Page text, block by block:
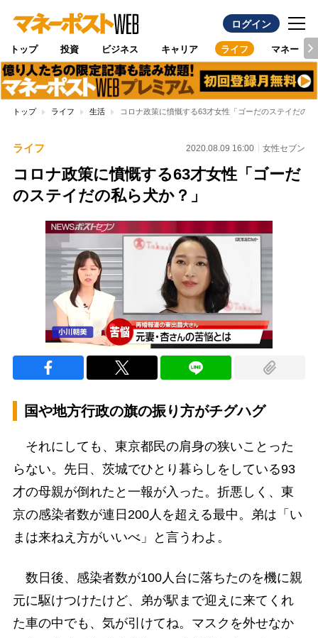
ログイン
トップ 投資 ビジネス キャリア ライフ マネー
トップ ライフ 生活 コロナ政策に憤慨する63才女性「ゴーだのステイだの
ライフ 2020.08.09 16:00 女性セブン
コロナ政策に憤慨する63才女性「ゴーだ
のステイだの私ら犬か？」
国や地方行政の旗の振り方がチグハグ
それにしても、東京都民の肩身の狭いことった
らない。先日、茨城でひとり暮らしをしている93
才の母親が倒れたと一報が入った。折悪しく、東
京の感染者数が連日200人を超える最中。弟は「い
まは来ねえ方がいいべ」と言うわよ。
数日後、感染者数が100人台に落ちたのを機に親
元に駆けつけたけど、弟が駅まで迎えに来てくれ
た車の中でも、気が引けてね。マスクを外せなか